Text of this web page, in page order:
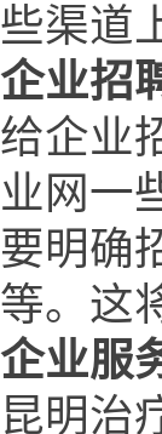
些渠道
企业招
给企业
业网一
要明确
等。这
企业服
昆明治